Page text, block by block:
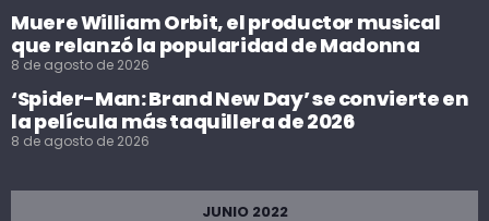
Muere William Orbit, el productor musical
que relanzó la popularidad de Madonna
8 de agosto de 2026
‘Spider-Man: Brand New Day’ se convierte en
la película más taquillera de 2026
8 de agosto de 2026
JUNIO 2022